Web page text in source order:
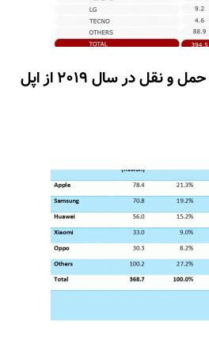
هواوی در کل رده بندی حمل و نقل در سال 2019 از اپل